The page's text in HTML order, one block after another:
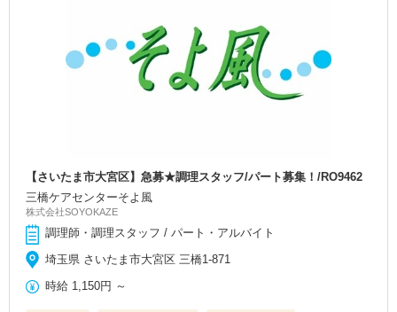
【さいたま市大宮区】急募★調理スタッフ/パート募集！/RO9462
三橋ケアセンターそよ風
株式会社SOYOKAZE
調理師・調理スタッフ / パート・アルバイト
埼玉県 さいたま市大宮区 三橋1-871
時給 1,150円 ～